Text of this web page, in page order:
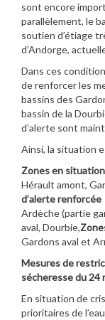
sont encore
parallèlement, le
soutien d’étiage
d’Andorge,
Dans ces
de renforcer les
bassins des
bassin de la
d’alerte sont
Ainsi, la situation
Zones en
Hérault amont,
d’alerte renforcée
Ardèche (partie
aval, Dourbie,
Gardons aval et
Mesuresde
sécheressedu24
En situation de
prioritaires de